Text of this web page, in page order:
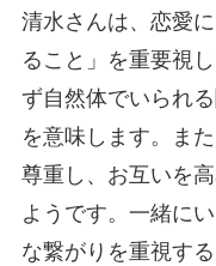
清水さんは、恋愛
ること」を重要視
ず自然体でいられ
を意味します。ま
尊重し、お互いを
ようです。一緒に
な繋がりを重視す